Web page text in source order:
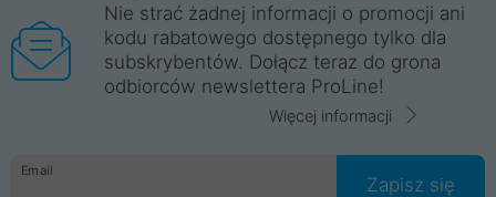
Nie strać żadnej informacji o promocji ani
kodu rabatowego dostępnego tylko dla
subskrybentów. Dołącz teraz do grona
odbiorców newslettera ProLine!
Więcej informacji
Email
Zapisz się